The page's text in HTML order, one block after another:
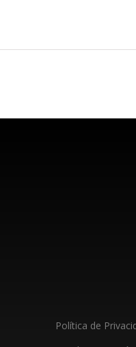
con el trato
dentro de la casa.
Política de